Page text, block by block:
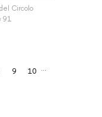
Circolo
91
9 10 …